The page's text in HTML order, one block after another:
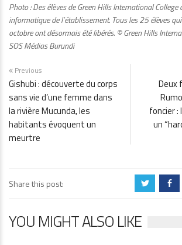
Photo : Des élèves de Green Hills International College
informatique de l’établissement. Tous les 25 élèves
octobre ont désormais été libérés. © Green Hills
SOS Médias Burundi
Previous
Gishubi : découverte du corps
sans vie d’une femme dans
la rivière Mucunda, les
habitants évoquent un
meurtre
Deux
foncier :
un
Share this post: a b
YOU MIGHT ALSO LIKE